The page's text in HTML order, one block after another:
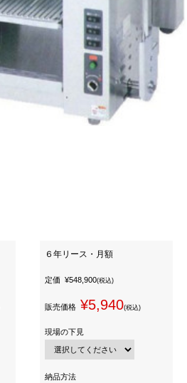
６年リース・月額
定価 ¥548,900(税込)
販売価格 ¥5,940(税込)
現場の下見
納品方法